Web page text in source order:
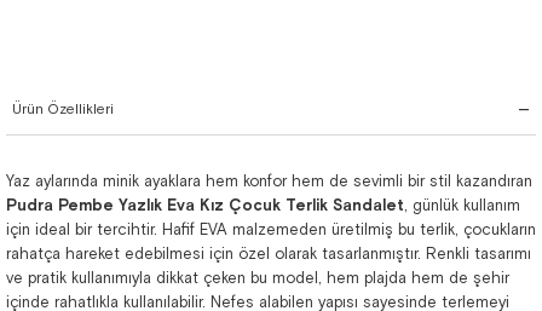
Ürün Özellikleri
Yaz aylarında minik ayaklara hem konfor hem de sevimli bir stil kazandıran
Pudra Pembe Yazlık Eva Kız Çocuk Terlik Sandalet, günlük kullanım
için ideal bir tercihtir. Hafif EVA malzemeden üretilmiş bu terlik, çocukların
rahatça hareket edebilmesi için özel olarak tasarlanmıştır. Renkli tasarımı
ve pratik kullanımıyla dikkat çeken bu model, hem plajda hem de şehir
içinde rahatlıkla kullanılabilir. Nefes alabilen yapısı sayesinde terlemeyi